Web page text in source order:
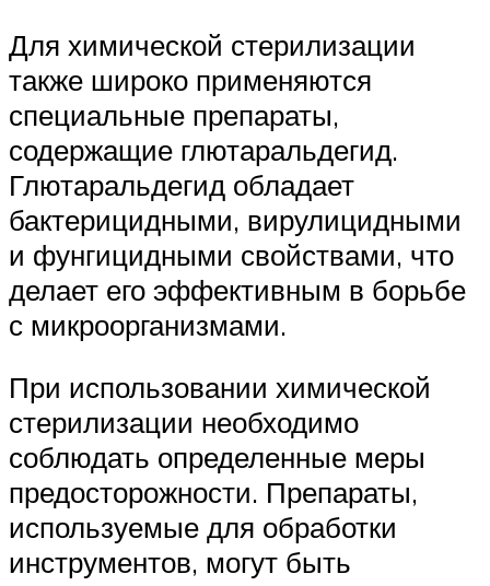
Для химической стерилизации
также широко применяются
специальные препараты,
содержащие глютаральдегид.
Глютаральдегид обладает
бактерицидными, вирулицидными
и фунгицидными свойствами, что
делает его эффективным в борьбе
с микроорганизмами.
При использовании химической
стерилизации необходимо
соблюдать определенные меры
предосторожности. Препараты,
используемые для обработки
инструментов, могут быть